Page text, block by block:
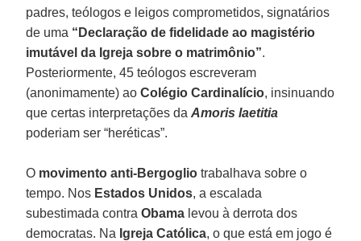
padres, teólogos e leigos comprometidos, signatários
de uma “Declaração de fidelidade ao magistério
imutável da Igreja sobre o matrimônio”.
Posteriormente, 45 teólogos escreveram
(anonimamente) aoColégio Cardinalício, insinuando
que certas interpretações daAmoris laetitia
poderiam ser “heréticas”.
O movimento anti-Bergoglio trabalhava sobre o
tempo. Nos Estados Unidos, a escalada
subestimada contraObama levou à derrota dos
democratas. Na Igreja Católica, o que está em jogo é